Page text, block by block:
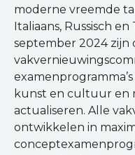
moderne vreemde
Italiaans, Russisch
september 2024 zijn
kunst en cultuur en
actualiseren. Alle
ontwikkelen in